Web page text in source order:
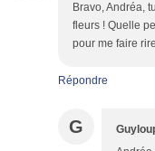
Bravo, Andréa,
fleurs ! Quelle
pour me faire
Répondre
G